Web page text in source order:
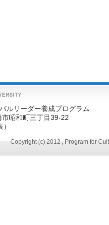
ルリーダー養成プログラム
昭和町三丁目39-22
Copyright (c) 2012 , Program for